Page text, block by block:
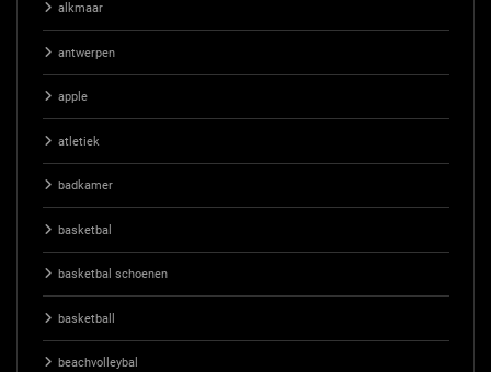
alkmaar
antwerpen
apple
atletiek
badkamer
basketbal
basketbal schoenen
basketball
beachvolleybal